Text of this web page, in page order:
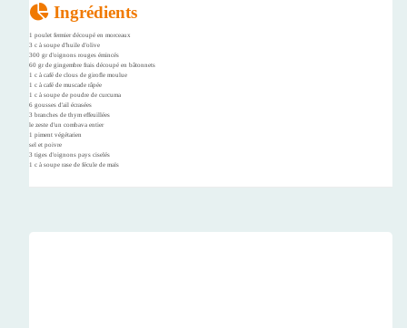
Ingrédients
1 poulet fermier découpé en morceaux
3 c à soupe d'huile d'olive
300 gr d'oignons rouges émincés
60 gr de gingembre frais découpé en bâtonnets
1 c à café de clous de girofle moulue
1 c à café de muscade râpée
1 c à soupe de poudre de curcuma
6 gousses d'ail écrasées
3 branches de thym effeuillées
le zeste d'un combava entier
1 piment végétarien
sel et poivre
3 tiges d'oignons pays ciselés
1 c à soupe rase de fécule de maïs